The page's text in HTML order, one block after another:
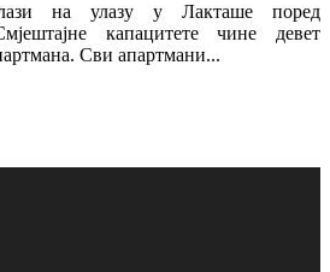
на улазу у Лакташе поред
капацитете чине девет
Сви апартмани...